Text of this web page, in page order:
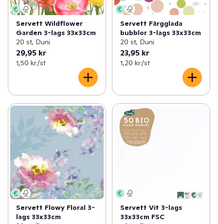
Servett Wildflower
Garden 3-lags 33x33cm
20 st, Duni
29,95 kr
1,50 kr /st
Servett Färgglada
bubblor 3-lags 33x33cm
20 st, Duni
23,95 kr
1,20 kr /st
Servett Flowy Floral 3-
lags 33x33cm
Servett Vit 3-lags
33x33cm FSC